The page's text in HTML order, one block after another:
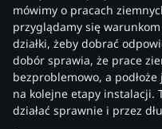
mówimy o pracach
przyglądamy się
działki, żeby dobrać
dobór sprawia, że prace
bezproblemowo, a
na kolejne etapy instalacji.
działać sprawnie i przez